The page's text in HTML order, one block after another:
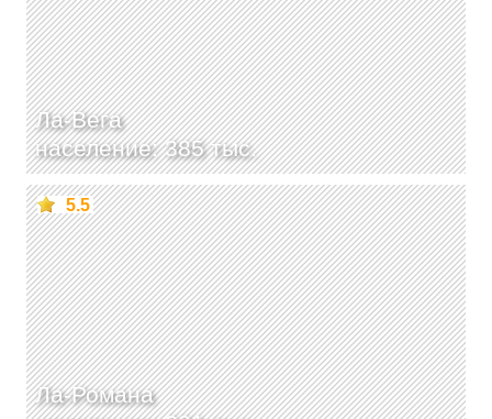
Ла-Вега
население: 385 тыс.
Ла-Романа
5.5